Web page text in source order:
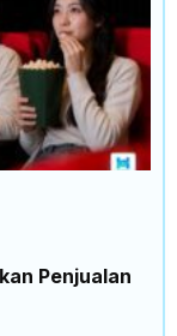
Penjualan